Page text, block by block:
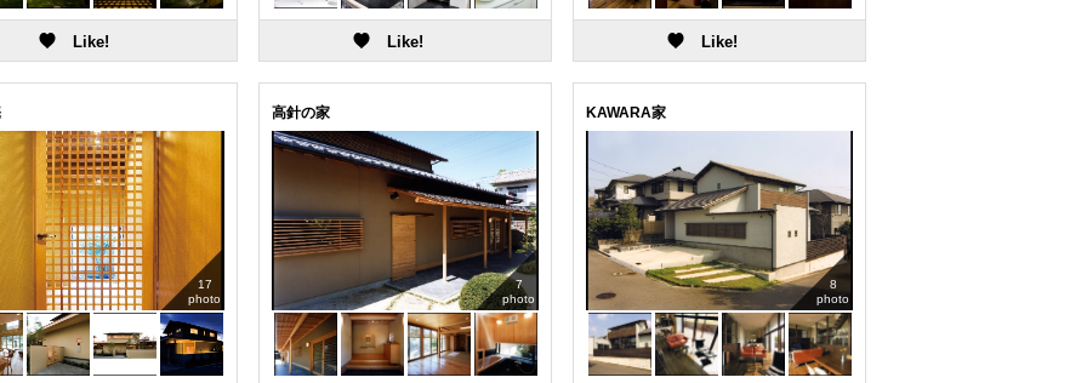
17
photo
高針の家
7
photo
KAWARA家
8
photo